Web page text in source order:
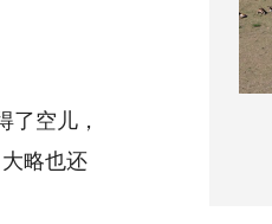
空儿，
略也还